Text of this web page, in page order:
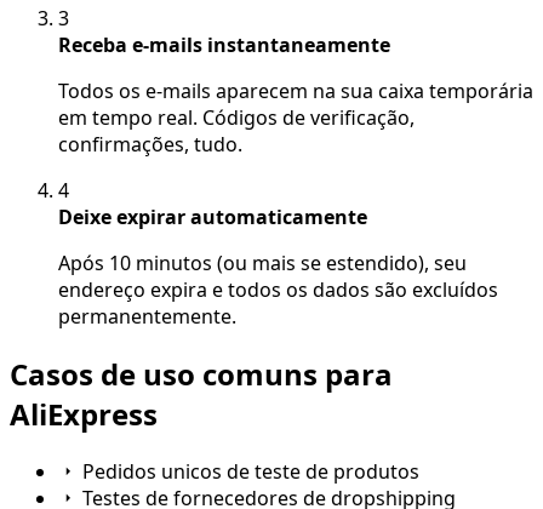
3
Receba e-mails instantaneamente
Todos os e-mails aparecem na sua caixa temporária
em tempo real. Códigos de verificação,
confirmações, tudo.
4
Deixe expirar automaticamente
Após 10 minutos (ou mais se estendido), seu
endereço expira e todos os dados são excluídos
permanentemente.
Casos de uso comuns para
AliExpress
Pedidos unicos de teste de produtos
Testes de fornecedores de dropshipping